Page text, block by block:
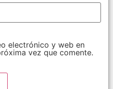
electrónico y web en
vez que comente.